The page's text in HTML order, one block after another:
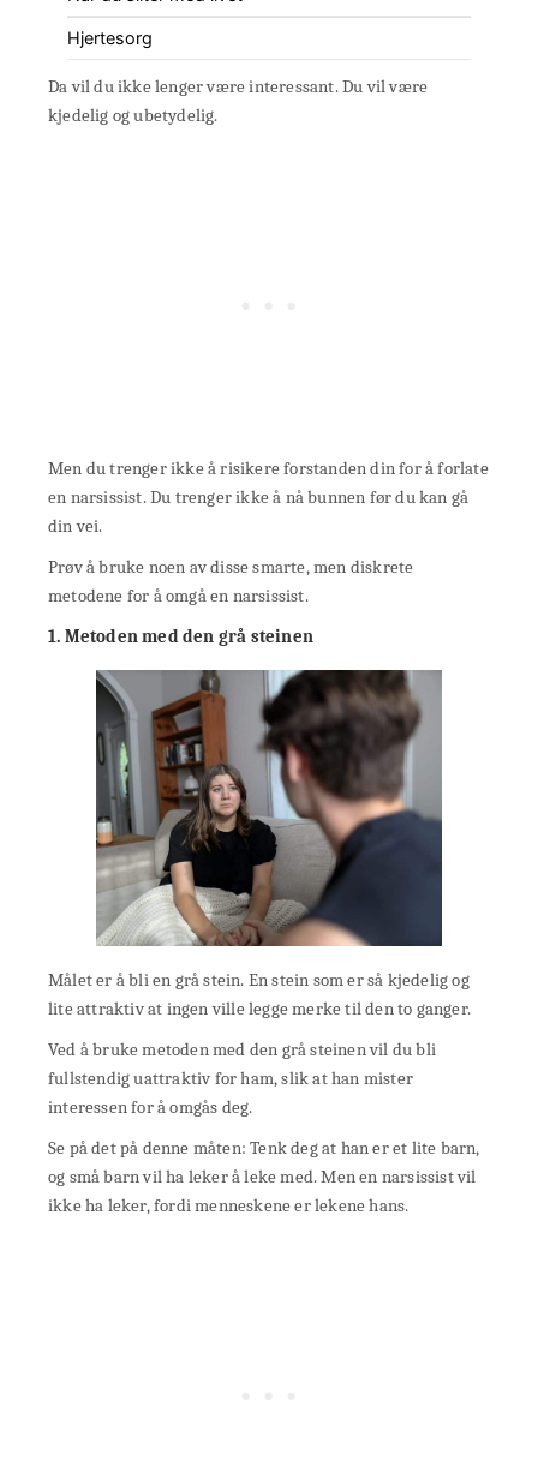
Hjertesorg
Da vil du ikke lenger være interessant. Du vil være
kjedelig og ubetydelig.
Men du trenger ikke å risikere forstanden din for å forlate
en narsissist. Du trenger ikke å nå bunnen før du kan gå
din vei.
Prøv å bruke noen av disse smarte, men diskrete
metodene for å omgå en narsissist.
1. Metoden med den grå steinen
Målet er å bli en grå stein. En stein som er så kjedelig og
lite attraktiv at ingen ville legge merke til den to ganger.
Ved å bruke metoden med den grå steinen vil du bli
fullstendig uattraktiv for ham, slik at han mister
interessen for å omgås deg.
Se på det på denne måten: Tenk deg at han er et lite barn,
og små barn vil ha leker å leke med. Men en narsissist vil
ikke ha leker, fordi menneskene er lekene hans.